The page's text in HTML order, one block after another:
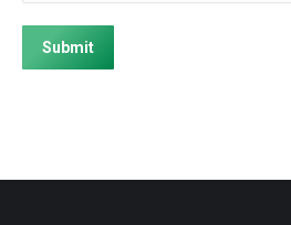
Submit